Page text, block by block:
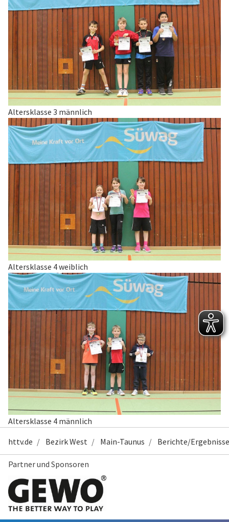
Altersklasse 3 männlich
Altersklasse 4 weiblich
Altersklasse 4 männlich
httv.de
Bezirk West Main-Taunus Berichte/
Partner und Sponsoren